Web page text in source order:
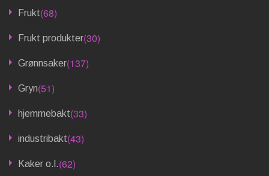
Frukt(68)
Frukt produkter(30)
Grønnsaker(137)
Gryn(51)
hjemmebakt(33)
industribakt(43)
Kaker o.l.(62)